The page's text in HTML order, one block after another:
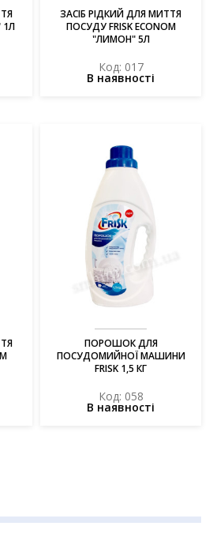
1Л
ЗАСІБ РІДКИЙ ДЛЯ МИТТЯ
ПОСУДУ FRISK ECONOM
"ЛИМОН" 5Л
Код: 017
В наявності
ПОРОШОК ДЛЯ
ПОСУДОМИЙНОЇ МАШИНИ
FRISK 1,5 КГ
Код: 058
В наявності